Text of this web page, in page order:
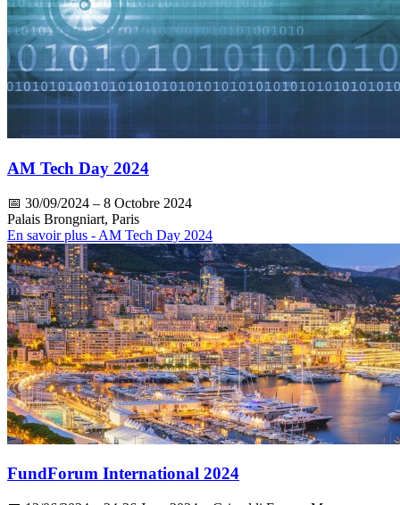
AM Tech Day 2024
📅 30/09/2024 – 8 Octobre 2024
Palais Brongniart, Paris
En savoir plus - AM Tech Day 2024
FundForum International 2024